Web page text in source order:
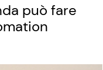
può fare